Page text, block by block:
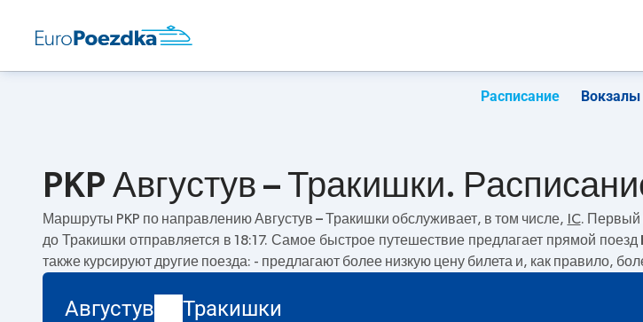
Расписание Вокзалы
PKP Августув – Тракишки.
Маршруты PKP по направлениюАвгустув – Тракишки обслуживает, в том числе, IC. Первый
до Тракишки отправляется в 18:17. Самое быстрое путешествие предлагает прямой поезд
также курсируют другие поезда: - предлагают более низкую цену билета и, как правило,
Августув Тракишки